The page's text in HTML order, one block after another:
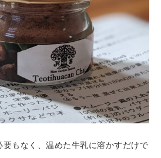
要もなく、温めた牛乳に溶かすだけで